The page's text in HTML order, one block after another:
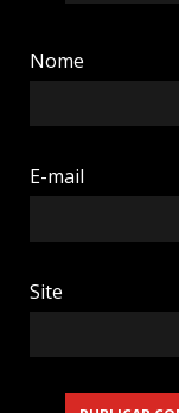
Nome
E-mail
Site